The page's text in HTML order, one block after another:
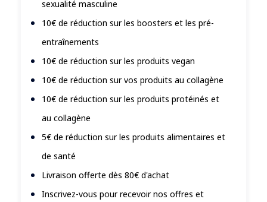
sexualité masculine
10€ de réduction sur les boosters et les pré-
entraînements
10€ de réduction sur les produits vegan
10€ de réduction sur vos produits au collagène
10€ de réduction sur les produits protéinés et
au collagène
5€ de réduction sur les produits alimentaires et
de santé
Livraison offerte dès 80€ d'achat
Inscrivez-vous pour recevoir nos offres et